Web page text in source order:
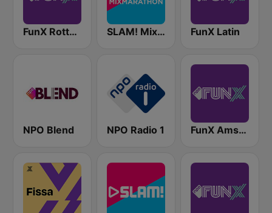
FunX Rotterdam SLAM! Mixmarathon FunX Latin
NPO Blend NPO Radio 1 FunX Amsterdam